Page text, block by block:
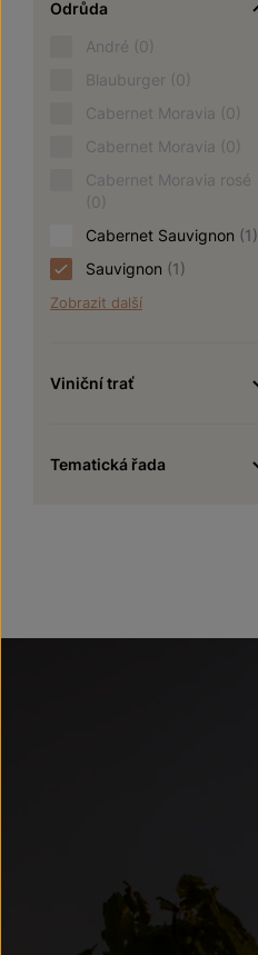
Odrůda
André (0)
Blauburger (0)
Cabernet Moravia (0)
Cabernet Moravia (0)
Cabernet Moravia rosé
(0)
Cabernet Sauvignon (1)
Sauvignon (1)
Zobrazit další
Viniční trať
Tematická řada